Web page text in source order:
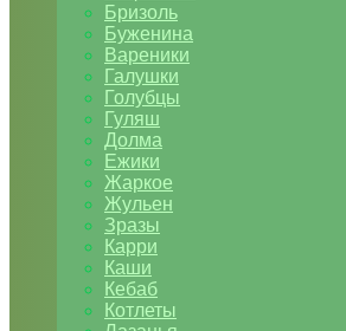
Бризоль
Буженина
Вареники
Галушки
Голубцы
Гуляш
Долма
Ежики
Жаркое
Жульен
Зразы
Карри
Каши
Кебаб
Котлеты